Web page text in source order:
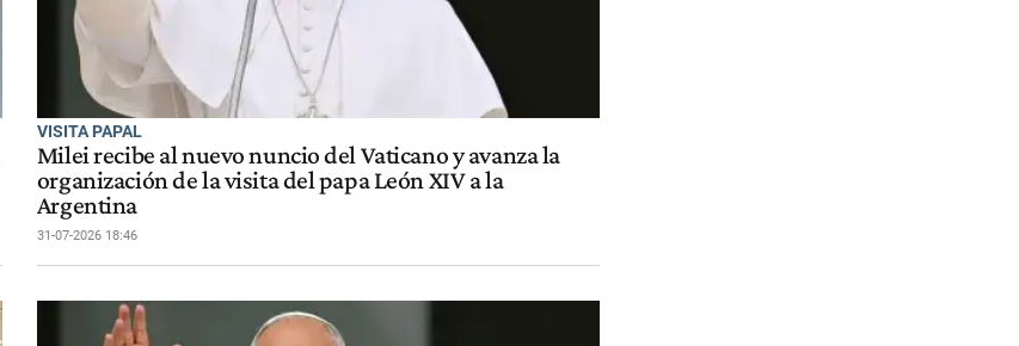
VISITA PAPAL
Milei recibe al nuevo nuncio del Vaticano y avanza la
organización de la visita del papa León XIV a la
Argentina
31-07-2026 18:46